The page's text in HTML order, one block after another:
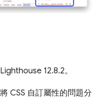
12.8.2。
CSS 自訂屬性的問題分